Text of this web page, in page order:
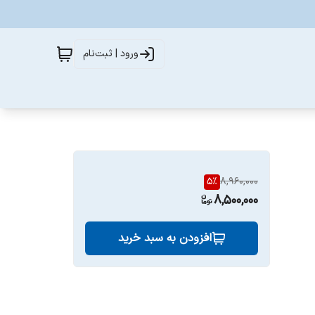
ورود | ثبت‌نام
8,960,000
5%
8,500,000
افزودن به سبد خرید